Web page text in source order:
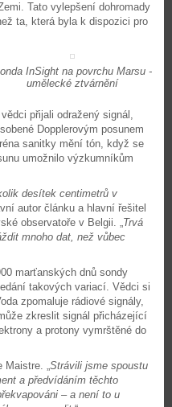
Tato vylepšení dohromady
ta, která byla k dispozici pro
InSight na povrchu Marsu -
umělecké ztvárnění
přijali odražený signál,
Dopplerovým posunem
sanitky mění tón, když se
umožnilo výzkumníkům
desítek centimetrů v
autor článku a hlavní řešitel
observatoře v Belgii. „Trvá
mnoho dat, než vůbec
marťanských dnů sondy
takových variací. Vědci si
zpomaluje rádiové signály,
zkreslit signál přicházející
a protony vymrštěné do
Maistre. „Strávili jsme spoustu
a předvídáním těchto
– a není to u